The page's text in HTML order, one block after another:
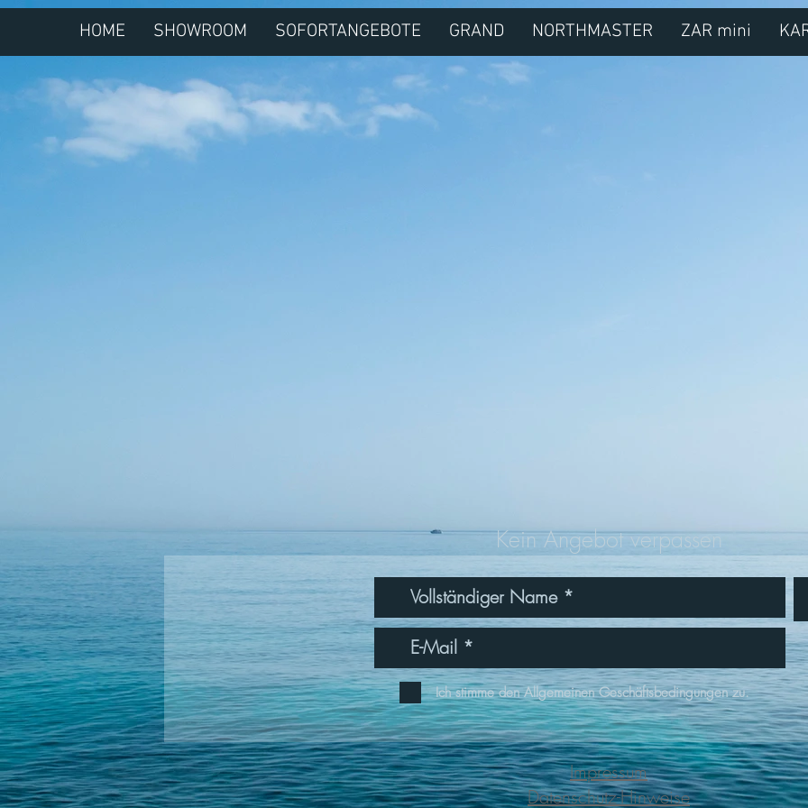
HOME SHOWROOM SOFORTANGEBOTE GRAND NORTHMASTER ZAR mini
Kein Angebot verpassen
Ich stimme den Allgemeinen Geschäftsbedingungen zu.
Impressum
Datenschutz-Hinweise